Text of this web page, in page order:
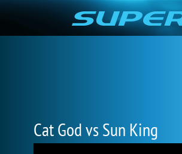
Cat God vs Sun King